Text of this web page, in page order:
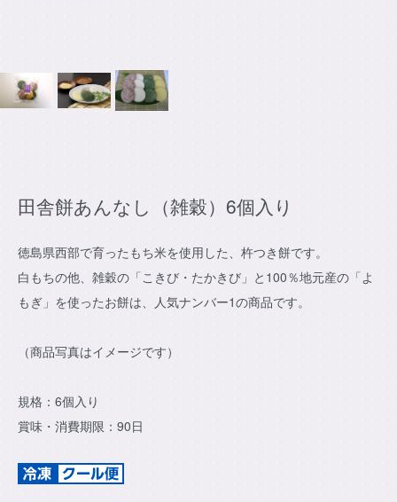
田舎餅あんなし（雑穀）6個入り
徳島県西部で育ったもち米を使用した、杵つき餅です。
白もちの他、雑穀の「こきび・たかきび」と100％地元産の「よ
もぎ」を使ったお餅は、人気ナンバー1の商品です。
（商品写真はイメージです）
規格：6個入り
賞味・消費期限：90日